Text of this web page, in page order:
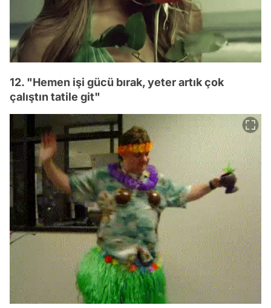
12. "Hemen işi gücü bırak, yeter artık çok
çalıştın tatile git"